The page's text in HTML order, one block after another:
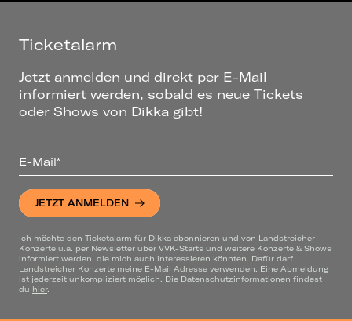
Ticketalarm
Jetzt anmelden und direkt per E-Mail
informiert werden, sobald es neue Tickets
oder Shows von Dikka gibt!
E-Mail*
JETZT ANMELDEN
Ich möchte den Ticketalarm für Dikka abonnieren und von Landstreicher
Konzerte u.a. per Newsletter über VVK-Starts und weitere Konzerte & Shows
informiert werden, die mich auch interessieren könnten. Dafür darf
Landstreicher Konzerte meine E-Mail Adresse verwenden. Eine Abmeldung
ist jederzeit unkompliziert möglich. Die Datenschutzinformationen findest
du hier.